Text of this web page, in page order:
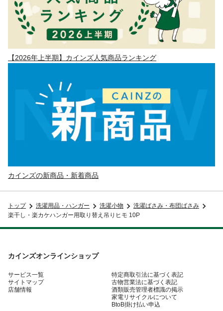
【2026年上半期】カインズ人気商品ランキング
カインズの新商品・新着商品
トップ 洗濯用品・ハンガー 洗濯小物
洗濯ばさみ・布団ばさみ
楽干し・楽カケハンガー用取り替え吊りヒモ 10P
カインズオンラインショップ
サービス一覧
サイトマップ
店舗情報
特定商取引法に基づく表記
古物営業法に基づく表記
酒類販売管理者標識の掲示
家電リサイクルについて
BtoB掛け払い申込